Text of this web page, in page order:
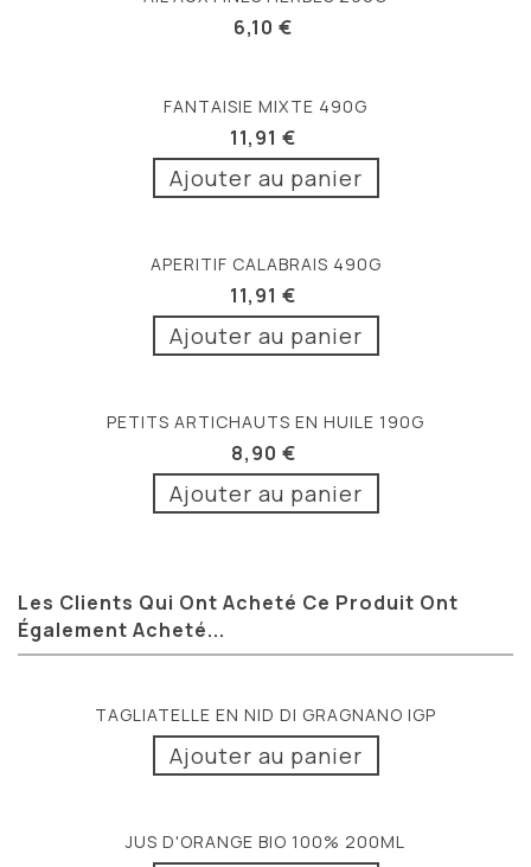
6,10 €
FANTAISIE MIXTE 490G
11,91 €
Ajouter au panier
APERITIF CALABRAIS 490G
11,91 €
Ajouter au panier
PETITS ARTICHAUTS EN HUILE 190G
8,90 €
Ajouter au panier
Les Clients Qui Ont Acheté Ce Produit Ont
Également Acheté...
TAGLIATELLE EN NID DI GRAGNANO IGP
Ajouter au panier
JUS D'ORANGE BIO 100% 200ML